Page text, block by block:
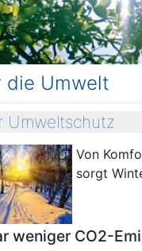
die Umwelt
Umweltschutz
Von
sorgt
weniger CO2-